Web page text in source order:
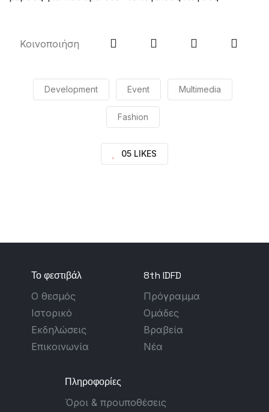
Κοινοποιήση
Development Event Multimedia
Fashion
05 LIKES
Το φεστιβάλ
Ο θεσμός
Ιστορικό
Εκδηλώσεις
Επικοινωνία
8th IDFD
Πρόγραμμα
Ομάδες
Βραβεία
Νέα
Πληροφορίες
Όροι & προυποθέσεις